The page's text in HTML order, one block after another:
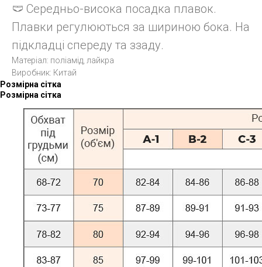
🩲 Середньо-висока посадка плавок.
Плавки регулюються за шириною бока. На
підкладці спереду та ззаду.
Матеріал: поліамід, лайкра
Виробник: Китай
Розмірна сітка
Розмірна сітка